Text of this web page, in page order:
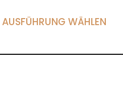
AUSFÜHRUNG WÄHLEN